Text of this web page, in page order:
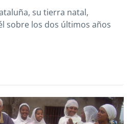
su tierra natal,
sobre los dos últimos años